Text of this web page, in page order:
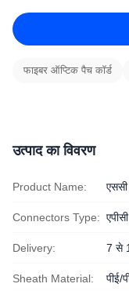
फाइबर ऑप्टिक पैच कॉर्ड
उत्पाद का विवरण
Product Name:
Connectors Type: एपीसी
Delivery: 7 से
Sheath Material: पीई/